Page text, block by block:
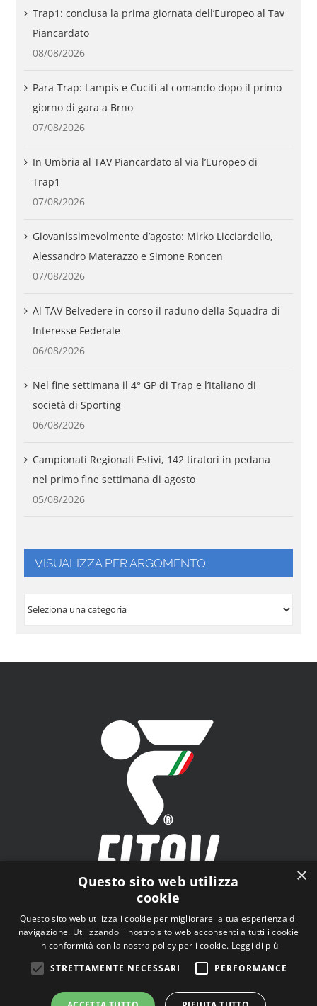
Trap1: conclusa la prima giornata dell’Europeo al Tav
Piancardato
08/08/2026
Para-Trap: Lampis e Cuciti al comando dopo il primo
giorno di gara a Brno
07/08/2026
In Umbria al TAV Piancardato al via l’Europeo di
Trap1
07/08/2026
Giovanissimevolmente d’agosto: Mirko Licciardello,
Alessandro Materazzo e Simone Roncen
07/08/2026
Al TAV Belvedere in corso il raduno della Squadra di
Interesse Federale
06/08/2026
Nel fine settimana il 4° GP di Trap e l’Italiano di
società di Sporting
06/08/2026
Campionati Regionali Estivi, 142 tiratori in pedana
nel primo fine settimana di agosto
05/08/2026
VISUALIZZA PER ARGOMENTO
VISUALIZZA
FITAV - Federazione Italiana Tiro a Volo - Viale Tiziano
n.74, 00196 Roma (RM)
×
Questo sito web utilizza
cookie
Questo sito web utilizza i cookie per migliorare la tua esperienza di
navigazione. Utilizzando il nostro sito web acconsenti a tutti i cookie
in conformità con la nostra policy per i cookie. Leggi di più
STRETTAMENTE NECESSARI
PERFORMANCE